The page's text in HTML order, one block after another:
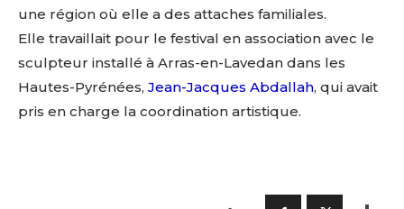
une région où elle a des attaches familiales.
Elle travaillait pour le festival en association avec le
sculpteur installé à Arras-en-Lavedan dans les
Hautes-Pyrénées, Jean-Jacques Abdallah, qui avait
pris en charge la coordination artistique.